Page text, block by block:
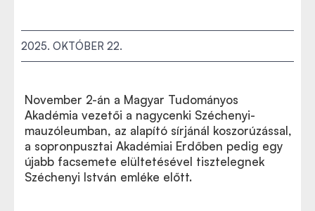
2025. OKTÓBER 22.
November 2-án a Magyar Tudományos
Akadémia vezetői a nagycenki Széchenyi-
mauzóleumban, az alapító sírjánál koszorúzással,
a sopronpusztai Akadémiai Erdőben pedig egy
újabb facsemete elültetésével tisztelegnek
Széchenyi István emléke előtt.